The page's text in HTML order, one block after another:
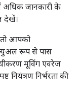
अधिक जानकारी के
देखें।
तो आपको
रूप से पास
मूविंग एवरेज
नियंत्रण निर्भरता की